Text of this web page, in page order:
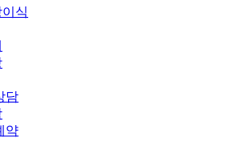
식
담
약